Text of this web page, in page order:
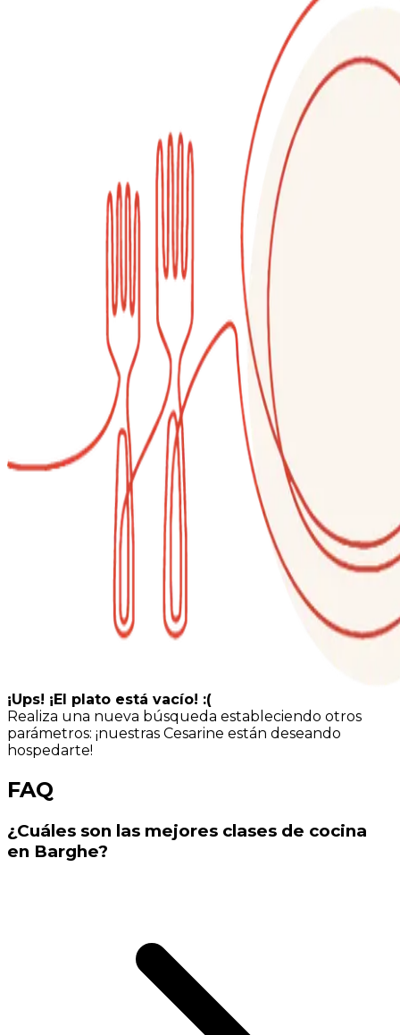
¡Ups! ¡El plato está vacío! :(
Realiza una nueva búsqueda estableciendo otros
parámetros: ¡nuestras Cesarine están deseando
hospedarte!
FAQ
¿Cuáles son las mejores clases de cocina
en Barghe?